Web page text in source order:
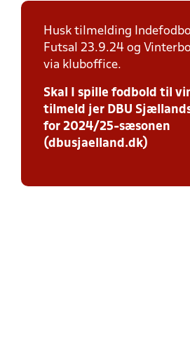
Husk tilmelding
Futsal 23.9.24 og
via kluboffice.
Skal I spille fodbold til
tilmeld jer DBU
for 2024/25-sæsonen
(dbusjaelland.dk)